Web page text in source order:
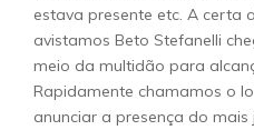
estava presente etc. A certa
avistamos Beto Stefanelli
meio da multidão para
Rapidamente chamamos o
anunciar a presença do